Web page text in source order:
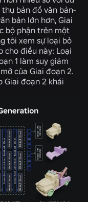
thụ bản đồ văn bản-
bản lớn hơn, Giai
bộ phận trên một
tôi xem sự loại bỏ
cho điều này: Loại
1 làm suy giảm
của Giai đoạn 2.
Giai đoạn 2 khái